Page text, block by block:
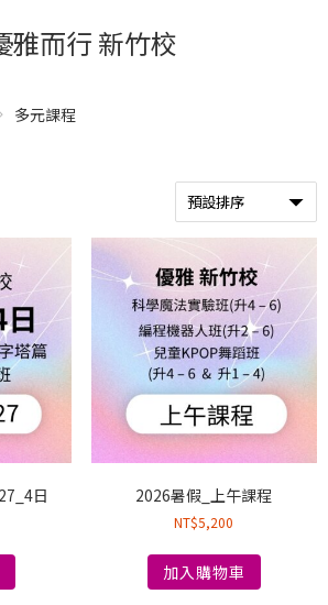
雅而行 新竹校
多元課程
日 2026暑假_上午課程
NT$5,200
加入購物車